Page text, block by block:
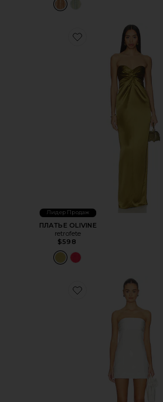
Favorite ПЛАТЬЕ OLIVINE
Лидер Продаж
ПЛАТЬЕ OLIVINE
retrofete
$598
Favorite ПЛАТЬЕ CHENTARI